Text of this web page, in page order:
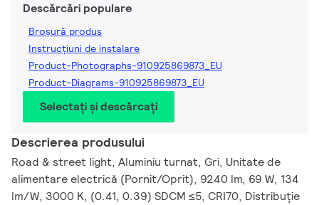
Descărcări populare
Broșură produs
Instrucțiuni de instalare
Product-Photographs-910925869873_EU
Product-Diagrams-910925869873_EU
Selectați și descărcați
Descrierea produsului
Road & street light, Aluminiu turnat, Gri, Unitate de
alimentare electrică (Pornit/Oprit), 9240 lm, 69 W, 134
lm/W, 3000 K, (0.41, 0.39) SDCM ≤5, CRI70, Distribuție